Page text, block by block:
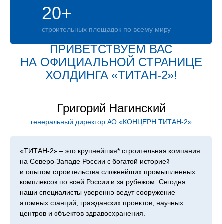
20+
строительных площадок по всему миру
ПРИВЕТСТВУЕМ ВАС
НА ОФИЦИАЛЬНОЙ СТРАНИЦЕ
ХОЛДИН­ГА «ТИТАН‑2»!
Григорий Нагинский
генеральный директор АО «КОНЦЕРН ТИТАН‑2»
«ТИТАН‑2» – это крупнейшая* строительная компания
на Северо-Западе России с богатой историей
и опытом строительства сложнейших промышленных
комплексов по всей России и за рубежом. Сегодня
наши специалисты уверенно ведут сооружение
атомных станций, гражданских проектов, научных
центров и объектов здравоохранения.